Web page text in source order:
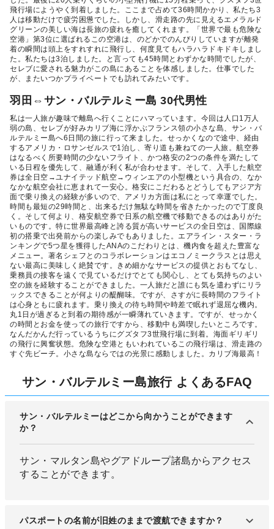
飛行場にようやく到着しました。ここまで占めて36時間かかり、私たち3
人は移動だけで疲労困憊でした。しかし、滑走路の先に見えるエメラルド
グリーンの美しい海は長旅の疲れを癒してくれます。「世界で最も危険な
空港」第3位に選ばれるこの空港は、のどかでのんびりしていますが離発
着の瞬間は頭上をすれすれに飛行し、何度見てもハラハラドキドキしまし
た。私たちは3泊しました。と言っても45時間とわずかな時間でしたが、
セレブに愛される魅力がこの島にあることを体感しました。仕事でした
が、またいつかプライベートでも訪れてみたいです。
羽田⇔サン・バルテルミー島 30代男性
私は一人旅が趣味で離島へ行くことにハマっています。今回は人口1万人
弱の島、セレブが好みカリブ海に浮かぶフランス領の小さな島、サン・バ
ルテルミー島へ6日間の旅に行って来ました。せっかくなので途中、経由
するアメリカ・ロサンゼルスで1泊し、寄り道も兼ねての一人旅。航空券
はなるべく所要時間の少ないフライト、かつ格安の2つの条件を満たして
いる日程を優先して、融通が利く私が合わせます。そして、入手した航空
券は全日空→ユナイテッド航空→ウィンエアの小型機という具合の、なか
なかな航空会社に恵まれて一安心。格安にこだわるとどうしてもアジア方
面で乗り換えの経験が多いので、アメリカ方面は私にとって幸運でした。
時間も最短の29時間と、出来るだけ無駄な時間を省きたかったので丁度良
く。そして何より、格安航空券で日系の航空機で移動できるのはありがた
いものです。特に世界最高峰と誇る質が高いサービスの全日空は、国際線
初の搭乗で出発前からの楽しみでもありました。エアライン・スター・ラ
ンキングで5つ星を獲得したANAのこだわりとは、機内食を超えた豊富な
メニュー。著名シェフとのコラボレーションはエコノミークラスとは思え
ない最高に美味しく絶賛です。きめ細かなサービスの提供とおもてなし、
乗務員の接客を遠くで見ているだけでとても関心し、とても気持ちのよい
空の旅を経験することができました。一人旅だと誰にも気を遣わずにリラ
ックスできることが何よりの醍醐味。ですが、さすがに長時間のフライト
は心身ともに疲れます。乗り換えの待ち時間や時差で眠れず退屈な機内。
丸1日が過ぎると到着の期待感が一瞬薄れていきます。ですが、せっかく
の時間とお金を使っての旅行ですから、移動中も満喫したいところです。
なんだかんだ行っているうちにグズタフ3世飛行場に到着。海面ギリギリ
の飛行に興奮状態。危険な空港ともいわれているこの飛行場は、滑走路の
すぐ先ビーチ。小さな島ならではの光景に感動しました。カリブ海最高！
サン・バルテルミー島旅行 よくあるFAQ
サン・バルテルミーはどこから向かうことができます
か？
サン・マルタン島やグアドループ諸島からアクセス
することができます。
パスポートの名前が旧姓のままで渡航できますか？